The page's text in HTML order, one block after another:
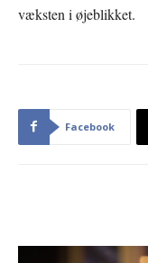
væksten i øjeblikket.
Facebook